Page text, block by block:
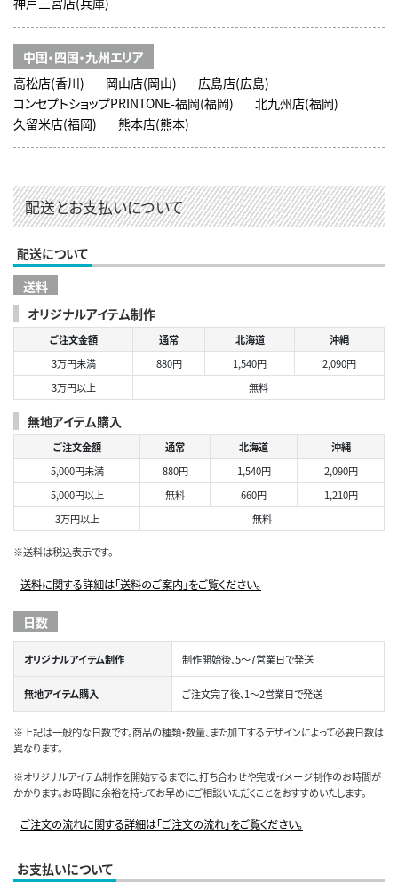
中国・四国・九州エリア
高松店(香川)
岡山店(岡山)
広島店(広島)
コンセプトショップPRINTONE-福岡(福岡)
北九州店(福岡)
久留米店(福岡)
熊本店(熊本)
配送とお支払いについて
配送について
送料
オリジナルアイテム制作
ご注文金額 通常 北海道
沖縄
3万円未満
880円 1,540円
2,090円
3万円以上
無料
無地アイテム購入
ご注文金額 通常 北海道
沖縄
5,000円未満
880円 1,540円
2,090円
5,000円以上
無料 660円
1,210円
3万円以上
無料
※送料は税込表示です。
送料に関する詳細は「送料のご案内」をご覧ください。
日数
オリジナルアイテム制作 制作開始後、5～7営業日で発送
無地アイテム購入 ご注文完了後、1～2営業日で発送
※上記は一般的な日数です。商品の種類・数量、また加工するデザインによって必要日数は
異なります。
※オリジナルアイテム制作を開始するまでに、打ち合わせや完成イメージ制作のお時間が
かかります。お時間に余裕を持ってお早めにご相談いただくことをおすすめいたします。
ご注文の流れに関する詳細は「ご注文の流れ」をご覧ください。
お支払いについて